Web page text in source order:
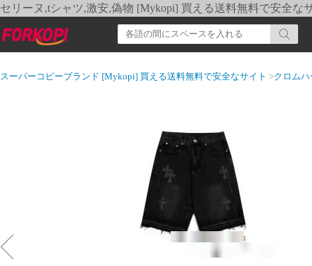
セリーヌ,tシャツ,激安,偽物 [Mykopi] 買える送料無料で安全な
スーパーコピーブランド [Mykopi] 買える送料無料で安全なサイト >クロム